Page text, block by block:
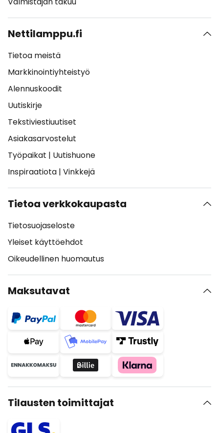
Nettilamppu.fi
Tietoa meistä
Markkinointiyhteistyö
Alennuskoodit
Uutiskirje
Tekstiviestiuutiset
Asiakasarvostelut
Työpaikat | Uutishuone
Inspiraatiota | Vinkkejä
Tietoa verkkokaupasta
Tietosuojaseloste
Yleiset käyttöehdot
Oikeudellinen huomautus
Maksutavat
Tilausten toimittajat